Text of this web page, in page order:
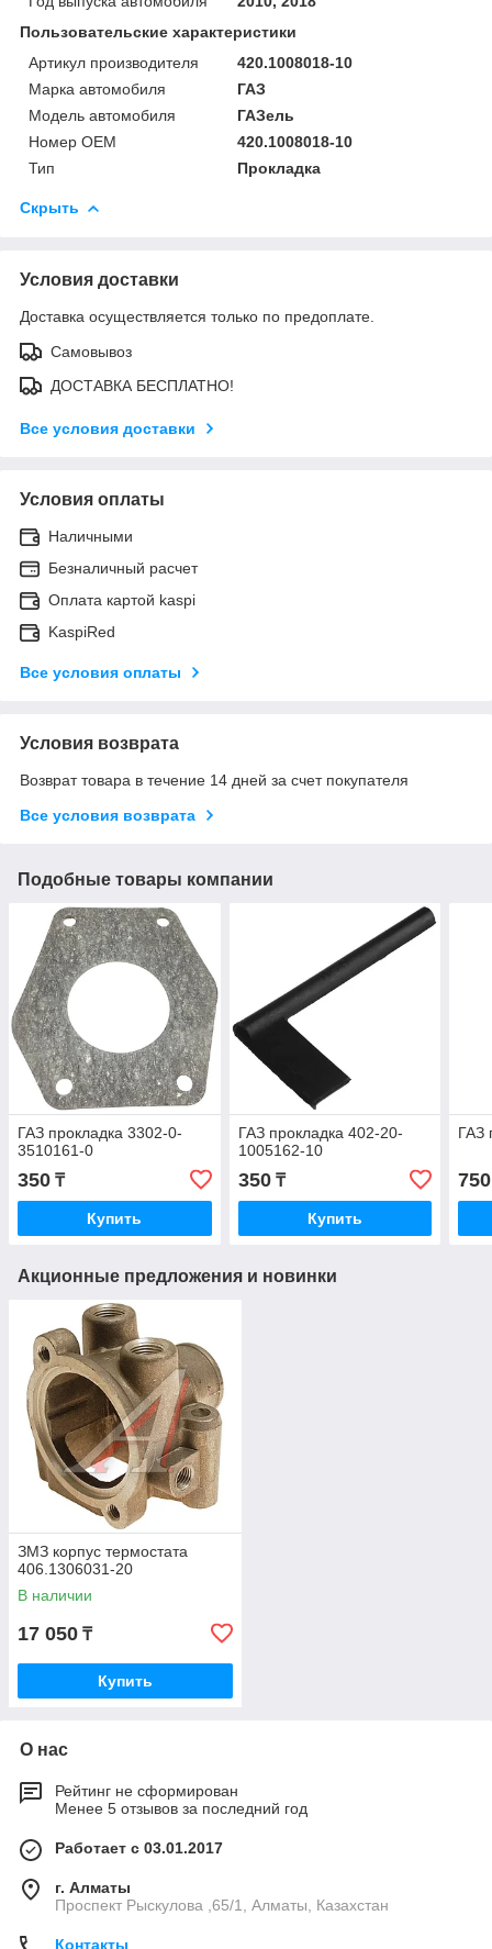
Пользовательские характеристики
Артикул производителя
420.1008018-10
Марка автомобиля
ГАЗ
Модель автомобиля
ГАЗель
Номер OEM
420.1008018-10
Тип
Прокладка
Скрыть
Условия доставки
Доставка осуществляется только по предоплате.
Самовывоз
ДОСТАВКА БЕСПЛАТНО!
Все условия доставки
Условия оплаты
Наличными
Безналичный расчет
Оплата картой kaspi
KaspiRed
Все условия оплаты
Условия возврата
Возврат товара в течение 14 дней за счет покупателя
Все условия возврата
Подобные товары компании
ГАЗ прокладка 3302-0-
3510161-0
350 ₸
Купить
ГАЗ прокладка 402-20-
1005162-10
350₸
Купить
ГАЗ
750
Акционные предложения и новинки
ЗМЗ корпус термостата
406.1306031-20
В наличии
17 050 ₸
Купить
О нас
Рейтинг не сформирован
Менее 5 отзывов за последний год
Работает с 03.01.2017
г. Алматы
Проспект Рыскулова ,65/1, Алматы, Казахстан
Контакты